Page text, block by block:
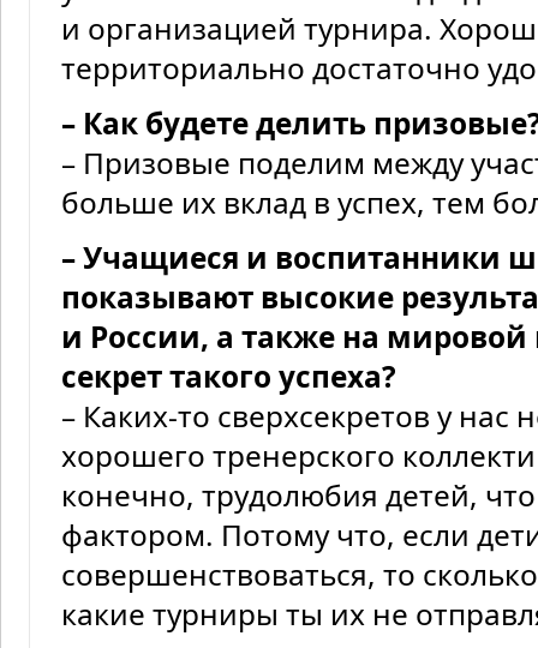
и организацией турнира.
территориально достаточно
– Как будете делить
– Призовые поделим между
больше их вклад в успех, тем
– Учащиеся и воспитанники
показывают высокие
и России, а также на
секрет такого успеха?
– Каких-то сверхсекретов у нас
хорошего тренерского
конечно, трудолюбия детей,
фактором. Потому что, если
совершенствоваться, то
какие турниры ты их не